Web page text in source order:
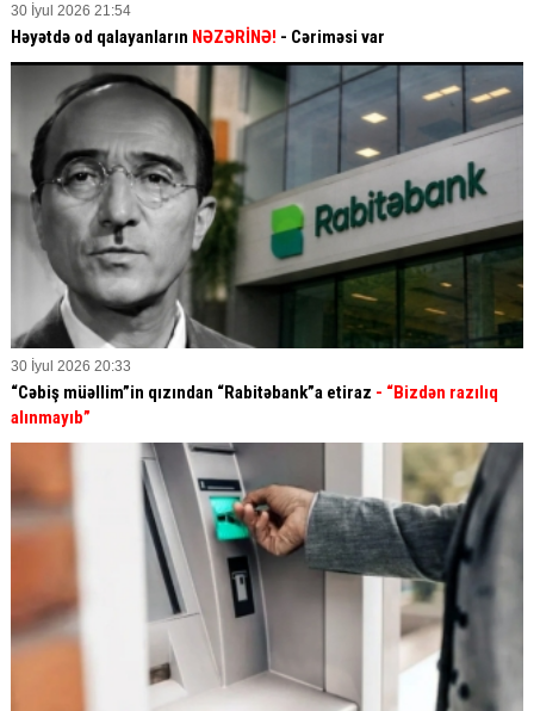
30 İyul 2026 21:54
Həyətdə od qalayanların NƏZƏRİNƏ! - Cəriməsi var
30 İyul 2026 20:33
“Cəbiş müəllim”in qızından “Rabitəbank”a etiraz - “Bizdən razılıq
alınmayıb”